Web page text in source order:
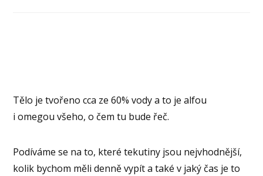
Tělo je tvořeno cca ze 60% vody a to je alfou
i omegou všeho, o čem tu bude řeč.
Podíváme se na to, které tekutiny jsou nejvhodnější,
kolik bychom měli denně vypít a také v jaký čas je to